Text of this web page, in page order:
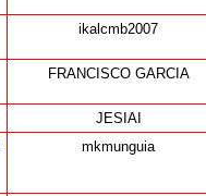
ikalcmb2007
FRANCISCO GARCIA
JESIAI
mkmunguia